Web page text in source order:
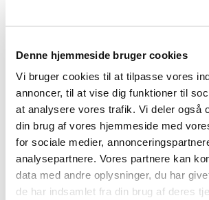
Denne hjemmeside bruger cookies
Vi bruger cookies til at tilpasse vores
annoncer, til at vise dig funktioner til
at analysere vores trafik. Vi deler også
din brug af vores hjemmeside med
for sociale medier,
analysepartnere. Vores partnere kan
data med andre oplysninger, du har
de har indsamlet fra din brug af deres
2020 RÅ 20, Kunsthuset Palæfløjen
2020 Bugtens censurerede udstilling,
2020 COBRA-rummet DREAM WORK,
soloudstilling
2020 KS20 Kunstnernes Sommerudstilling,
Kunstmuseum, censureret udstilling
2020 KS20 Artist Talk, Vestjyllands
2020 Helsingborg Konstforening, Sverige
2020 KONTRAST, gruppeudstilling, Galleri
86, Kbh.Ø
2019 RÅ19, Kunsthuset Palæfløjen
udstilling